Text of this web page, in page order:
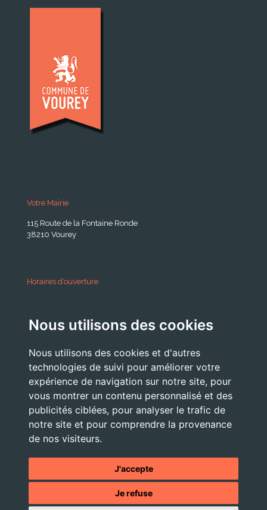
Nous utilisons des cookies
Nous utilisons des cookies et d'autres
technologies de suivi pour améliorer votre
expérience de navigation sur notre site, pour
vous montrer un contenu personnalisé et des
publicités ciblées, pour analyser le trafic de
notre site et pour comprendre la provenance
de nos visiteurs.
J'accepte
Je refuse
Votre Mairie
115 Route de la Fontaine Ronde
38210 Vourey
Horaires d’ouverture
Lundi . Mardi : 10h 12h /16h 18h30
Jeudi . Vendredi : 13h30 / 17h
Nous Contacter
accueil@commune-vourey.fr
© 2026 - Tous droits réservés -Mentions légales- Site réalisé